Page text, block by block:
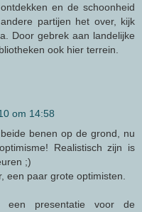
en de schoonheid
partijen het over, kijk
Door gebrek aan landelijke
ook hier terrein.
om 14:58
benen op de grond, nu
Realistisch zijn is
;)
een paar grote optimisten.
een presentatie voor de